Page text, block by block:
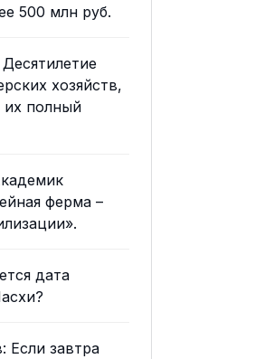
500 млн руб.
хозяйств,
их полный
ферма –
дата
Если завтра